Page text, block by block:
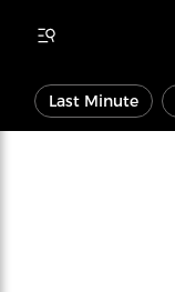
Last Minute